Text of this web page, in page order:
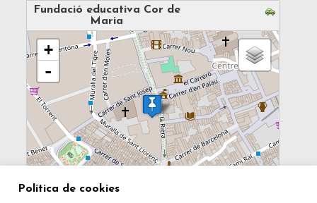
Fundació educativa Cor de
Maria
loading map - please wait...
+
-
100 mMapsMarker.com(Leaflet
Política de cookies